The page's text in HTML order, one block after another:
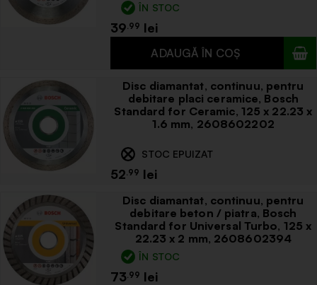
ÎN STOC
39.99
Disc diamantat, continuu, pentru
debitare placi ceramice, Bosch
Standard for Ceramic, 125 x 22.23 x
1.6 mm, 2608602202
STOC EPUIZAT
52.99
Disc diamantat, continuu, pentru
debitare beton / piatra, Bosch
Standard for Universal Turbo, 125 x
22.23 x 2 mm, 2608602394
ÎN STOC
73.99